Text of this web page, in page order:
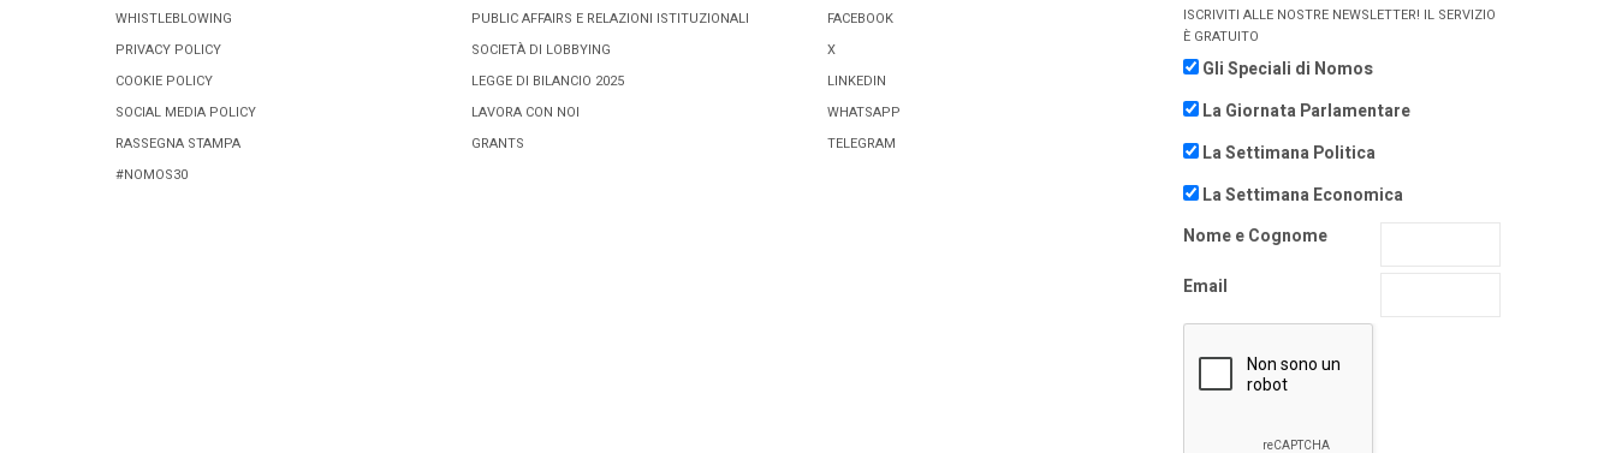
WHISTLEBLOWING
PRIVACY POLICY
COOKIE POLICY
SOCIAL MEDIA POLICY
RASSEGNA STAMPA
#NOMOS30
PUBLIC AFFAIRS E RELAZIONI ISTITUZIONALI
SOCIETÀ DI LOBBYING
LEGGE DI BILANCIO 2025
LAVORA CON NOI
GRANTS
FACEBOOK
X
LINKEDIN
WHATSAPP
TELEGRAM
ISCRIVITI ALLE NOSTRE NEWSLETTER! IL SERVIZIO
È GRATUITO
Gli Speciali di Nomos
La Giornata Parlamentare
La Settimana Politica
La Settimana Economica
Nome e Cognome
Email